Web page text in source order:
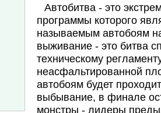
Автобитва - это
программы которого
называемым автобоям
выживание - это битва
техническому
неасфальтированной
автобоям будет
выбывание, в финале
монстры - лидеры